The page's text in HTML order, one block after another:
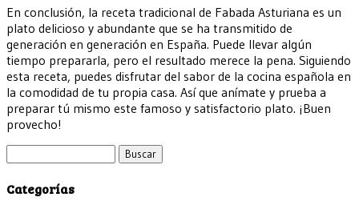
En conclusión, la receta tradicional de Fabada Asturiana es un
plato delicioso y abundante que se ha transmitido de
generación en generación en España. Puede llevar algún
tiempo prepararla, pero el resultado merece la pena. Siguiendo
esta receta, puedes disfrutar del sabor de la cocina española en
la comodidad de tu propia casa. Así que anímate y prueba a
preparar tú mismo este famoso y satisfactorio plato. ¡Buen
provecho!
Categorías